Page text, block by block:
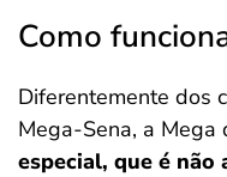
Como
Diferentemente dos
Mega-Sena, a Mega
especial, que é não